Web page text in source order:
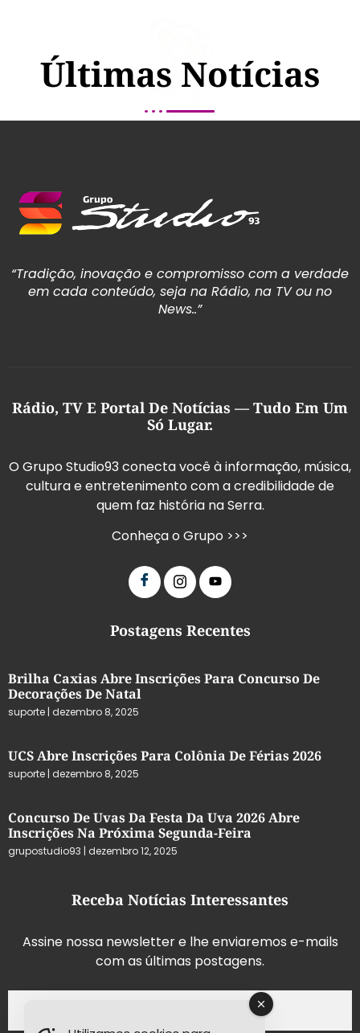
Últimas Notícias
“Tradição, inovação e compromisso com a verdade
em cada conteúdo, seja na Rádio, na TV ou no
News..”
Rádio, TV E Portal De Notícias — Tudo Em Um
Só Lugar.
O Grupo Studio93 conecta você à informação, música,
cultura e entretenimento com a credibilidade de
quem faz história na Serra.
Conheça o Grupo >>>
Postagens Recentes
Brilha Caxias Abre Inscrições Para Concurso De
Decorações De Natal
suporte dezembro 8, 2025
UCS Abre Inscrições Para Colônia De Férias 2026
suporte dezembro 8, 2025
Concurso De Uvas Da Festa Da Uva 2026 Abre
Inscrições Na Próxima Segunda-Feira
grupostudio93 dezembro 12, 2025
Receba Notícias Interessantes
Assine nossa newsletter e lhe enviaremos e-mails
com as últimas postagens.